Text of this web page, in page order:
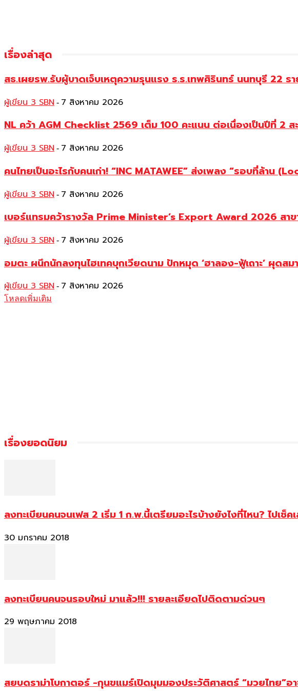
เรื่องล่าสุด
สธ.เผยรพ.รับผู้บาดเจ็บเหตุความรุนแรง ร.ร.เทพศิรินทร์ นนทบุรี 22
ผู้เขียน 3 SBN - 7 สิงหาคม 2026
NL คว้า AGM Checklist 2569 เต็ม 100 คะแนน ต่อเนื่องเป็นปีที่ 2
ผู้เขียน 3 SBN - 7 สิงหาคม 2026
คนไทยเป็นอะไรกับคนเก่า! “INC MATAWEE” ส่งเพลง “รอบที่ล้าน
ผู้เขียน 3 SBN - 7 สิงหาคม 2026
เบอร์แทรมคว้ารางวัล Prime Minister’s Export Award 2026 สา
ผู้เขียน 3 SBN - 7 สิงหาคม 2026
อมตะ ผนึกนักลงทุนไฮเทคบุกเวียดนาม ปักหมุด ‘ฮาลอง-ฟู้เถาะ’ ผุดส
ผู้เขียน 3 SBN - 7 สิงหาคม 2026
โหลดเพิ่มเติม
เรื่องยอดนิยม
ลงทะเบียนคนจนเฟส 2 เริ่ม 1 ก.พ.นี้เตรียมอะไรบ้างยังไงที่ไหน? ไปเช็ค
30 มกราคม 2018
ลงทะเบียนคนจนรอบใหม่ มาแล้ว!!! รายละเอียดไปติดตามด่วนๆ
29 พฤษภาคม 2018
สยบดราม่าโบกาตอร์ -กุนขแมร์เปิดมุมมองประวัติศาสตร์ “มวยไทย”